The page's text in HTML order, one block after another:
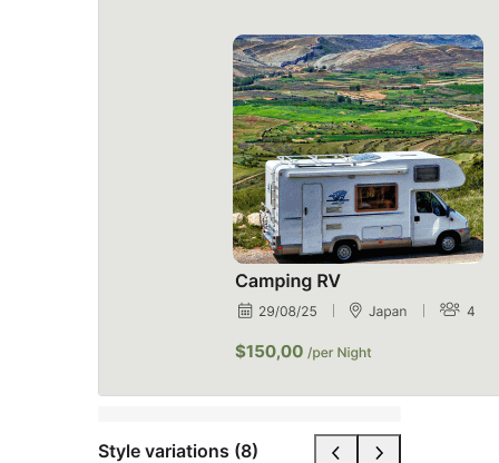
Style variations (8)